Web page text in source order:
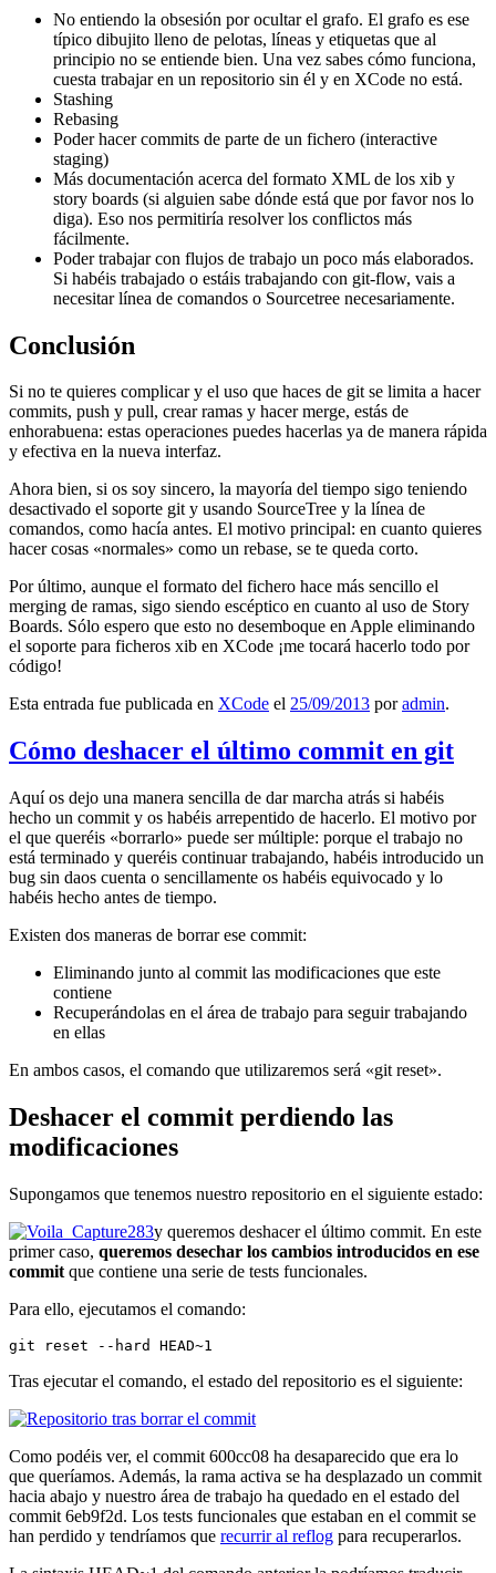
No entiendo la obsesión por ocultar el grafo. El grafo es ese
típico dibujito lleno de pelotas, líneas y etiquetas que al
principio no se entiende bien. Una vez sabes cómo funciona,
cuesta trabajar en un repositorio sin él y en XCode no está.
Stashing
Rebasing
Poder hacer commits de parte de un fichero (interactive
staging)
Más documentación acerca del formato XML de los xib y
story boards (si alguien sabe dónde está que por favor nos lo
diga). Eso nos permitiría resolver los conflictos más
fácilmente.
Poder trabajar con flujos de trabajo un poco más elaborados.
Si habéis trabajado o estáis trabajando con git-flow, vais a
necesitar línea de comandos o Sourcetree necesariamente.
Conclusión
Si no te quieres complicar y el uso que haces de git se limita a hacer
commits, push y pull, crear ramas y hacer merge, estás de
enhorabuena: estas operaciones puedes hacerlas ya de manera rápida
y efectiva en la nueva interfaz.
Ahora bien, si os soy sincero, la mayoría del tiempo sigo teniendo
desactivado el soporte git y usando SourceTree y la línea de
comandos, como hacía antes. El motivo principal: en cuanto quieres
hacer cosas «normales» como un rebase, se te queda corto.
Por último, aunque el formato del fichero hace más sencillo el
merging de ramas, sigo siendo escéptico en cuanto al uso de Story
Boards. Sólo espero que esto no desemboque en Apple eliminando
el soporte para ficheros xib en XCode ¡me tocará hacerlo todo por
código!
Esta entrada fue publicada en XCode el 25/09/2013 poradmin.
Cómo deshacer el último commit en git
Aquí os dejo una manera sencilla de dar marcha atrás si habéis
hecho un commit y os habéis arrepentido de hacerlo. El motivo por
el que queréis «borrarlo» puede ser múltiple: porque el trabajo no
está terminado y queréis continuar trabajando, habéis introducido un
bug sin daos cuenta o sencillamente os habéis equivocado y lo
habéis hecho antes de tiempo.
Existen dos maneras de borrar ese commit:
Eliminando junto al commit las modificaciones que este
contiene
Recuperándolas en el área de trabajo para seguir trabajando
en ellas
En ambos casos, el comando que utilizaremos será «git reset».
Deshacer el commit perdiendo las
modificaciones
Supongamos que tenemos nuestro repositorio en el siguiente estado:
y queremos deshacer el último commit. En este
primer caso, queremos desechar los cambios introducidos en ese
commit que contiene una serie de tests funcionales.
Para ello, ejecutamos el comando:
git reset --hard HEAD~1
Tras ejecutar el comando, el estado del repositorio es el siguiente:
Como podéis ver, el commit 600cc08 ha desaparecido que era lo
que queríamos. Además, la rama activa se ha desplazado un commit
hacia abajo y nuestro área de trabajo ha quedado en el estado del
commit 6eb9f2d. Los tests funcionales que estaban en el commit se
han perdido y tendríamos que recurrir al reflog para recuperarlos.